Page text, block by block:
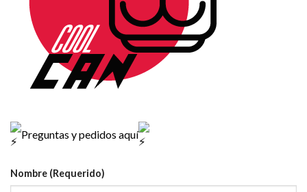
Preguntas y pedidos aquí
Nombre (Requerido)